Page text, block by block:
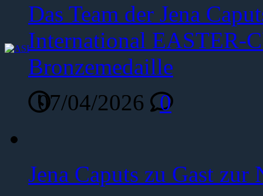
Das Team der Jena
International EASTER-
Bronzemedaille
07/04/2026
0
Jena Caputs zu Gast zur